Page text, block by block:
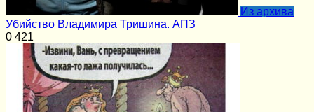
Из архива
Убийство Владимира Тришина. АПЗ
0 421